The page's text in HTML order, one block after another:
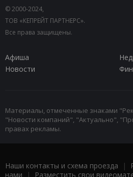
© 2000-2024,
ТОВ «КЕПРЕЙТ ПАРТНЕРС».
Все права защищены.
Афиша
Новости
Материалы, отмеченные знаками
"Новости компаний", "Актуально",
правах рекламы.
Наши контакты и схема проезда |
нами | Разместить свои